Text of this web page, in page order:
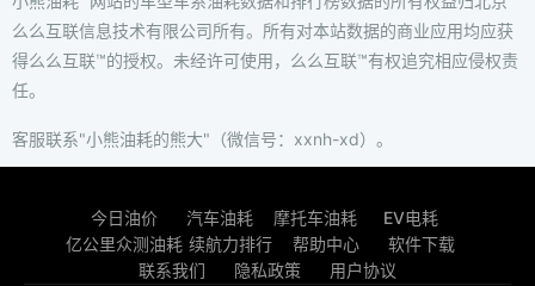
么么互联信息技术有限公司所有。所有对本站数据的商业应用均应获
得么么互联™的授权。未经许可使用，么么互联™有权追究相应侵权责
任。
客服联系"小熊油耗的熊大"（微信号：xxnh-xd）。
今日油价 汽车油耗 摩托车油耗
EV电耗
亿公里众测油耗 续航力排行 帮助中心
软件下载
联系我们
隐私政策 用户协议